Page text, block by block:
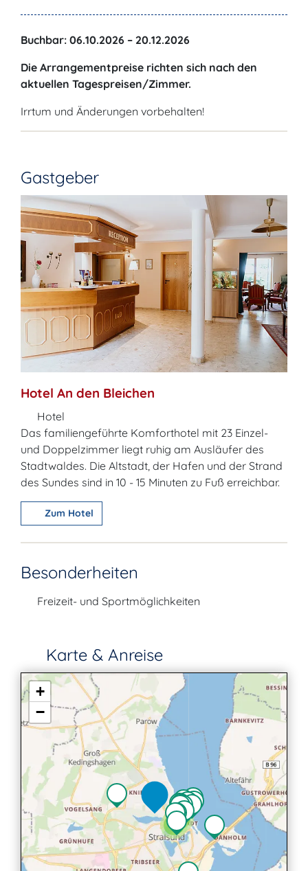
Buchbar: 06.10.2026 – 20.12.2026
Die Arrangementpreise richten sich nach den
aktuellen Tagespreisen/Zimmer.
Irrtum und Änderungen vorbehalten!
Gastgeber
Hotel An den Bleichen
Hotel
Das familiengeführte Komforthotel mit 23 Einzel-
und Doppelzimmer liegt ruhig am Ausläufer des
Stadtwaldes. Die Altstadt, der Hafen und der Strand
des Sundes sind in 10 - 15 Minuten zu Fuß erreichbar.
Zum Hotel
Besonderheiten
Freizeit- und Sportmöglichkeiten
Karte & Anreise
+
−